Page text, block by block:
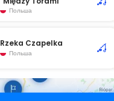
Польша
Rzeka Czapelka
Польша